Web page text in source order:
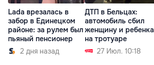
Lada врезалась в
забор в Единецком
районе: за рулем был
пьяный пенсионер
2 дня назад
ДТП в Бельцах:
автомобиль сбил
женщину и ребенка
на тротуаре
27 Июл. 10:18